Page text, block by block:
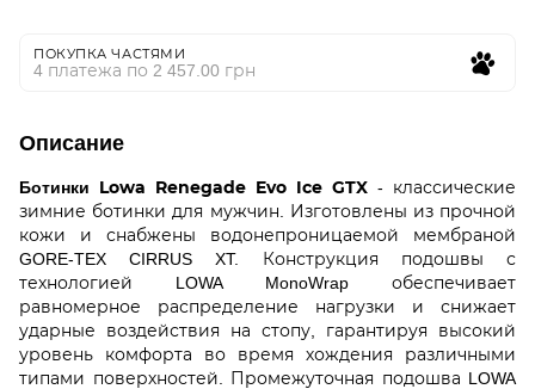
ПОКУПКА ЧАСТЯМИ
4 платежа по 2 457.00 грн
Описание
Ботинки Lowa Renegade Evo Ice GTX - классические
зимние ботинки для мужчин. Изготовлены из прочной
кожи и снабжены водонепроницаемой мембраной
GORE-TEX CIRRUS XT. Конструкция подошвы с
технологией LOWA MonoWrap обеспечивает
равномерное распределение нагрузки и снижает
ударные воздействия на стопу, гарантируя высокий
уровень комфорта во время хождения различными
типами поверхностей. Промежуточная подошва LOWA